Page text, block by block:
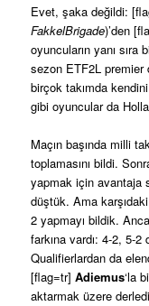
Evet, şaka değildi:
FakkelBrigade)’den
oyuncuların yanı sıra
sezon ETF2L
birçok takımda
gibi oyuncular da
Maçın başında milli
toplamasını bildi.
yapmak için avantaja
düştük. Ama
2 yapmayı bildik.
farkına vardı: 4-2, 5-
Qualifierlardan da
[flag=tr]Adiemus‘la
aktarmak üzere